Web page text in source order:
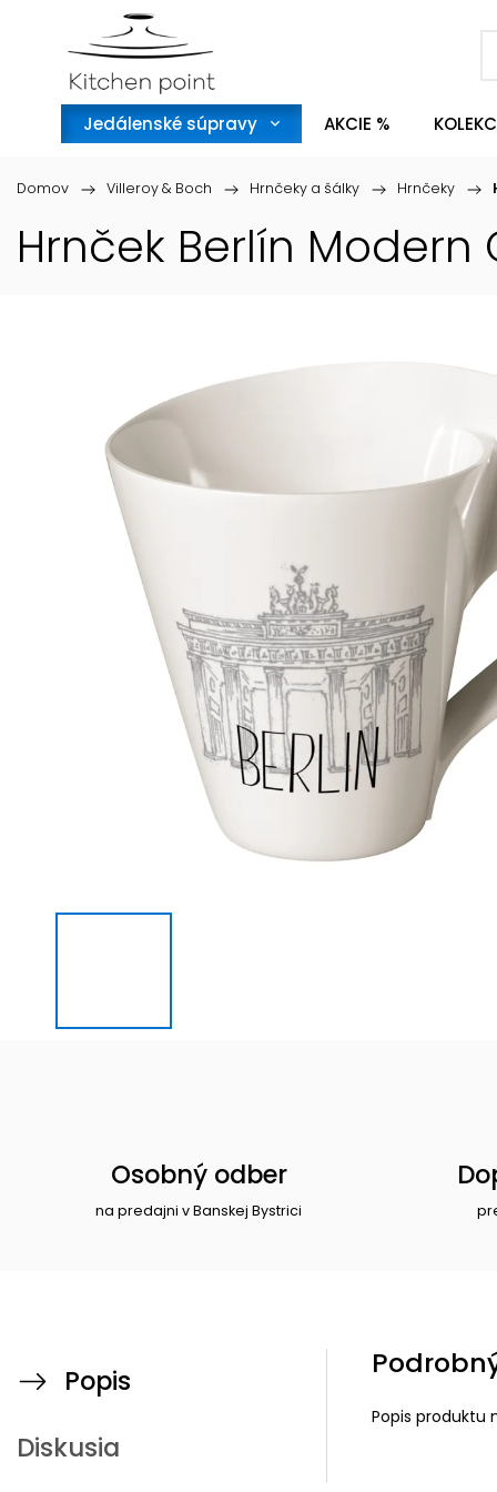
Jedálenské súpravy AKCIE %
Domov / Villeroy & Boch / Hrnčeky a šálky / Hrnčeky /
Hrnček Berlín Modern
Osobný odber
na predajni v Banskej Bystrici
Popis
Diskusia
Popis produktu